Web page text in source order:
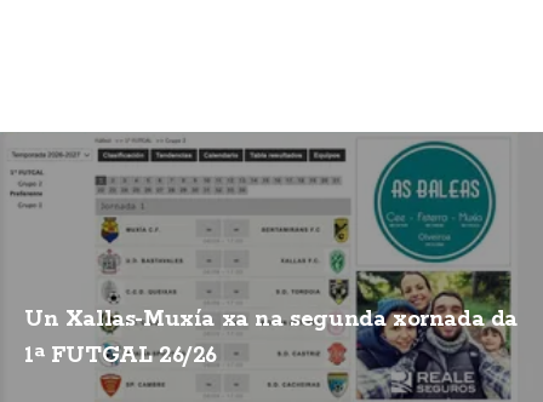
Un Xallas-Muxía xa na segunda xornada da
1ª FUTGAL 26/26